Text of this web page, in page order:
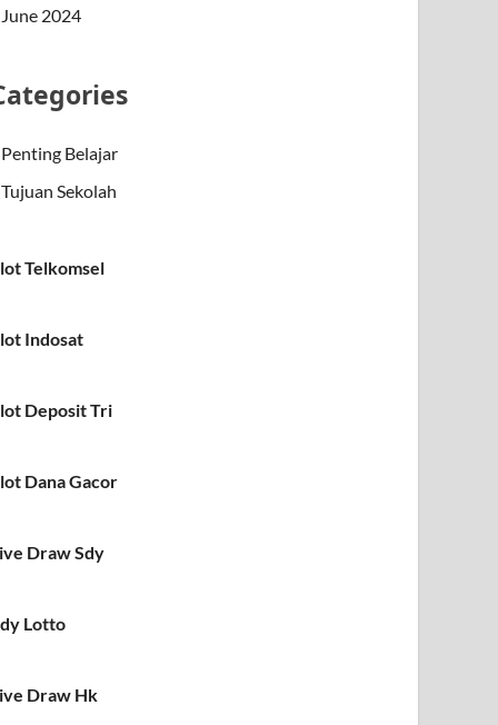
June 2024
Penting Belajar
Tujuan Sekolah
Telkomsel
Indosat
Deposit Tri
Dana Gacor
Draw Sdy
Lotto
Draw Hk